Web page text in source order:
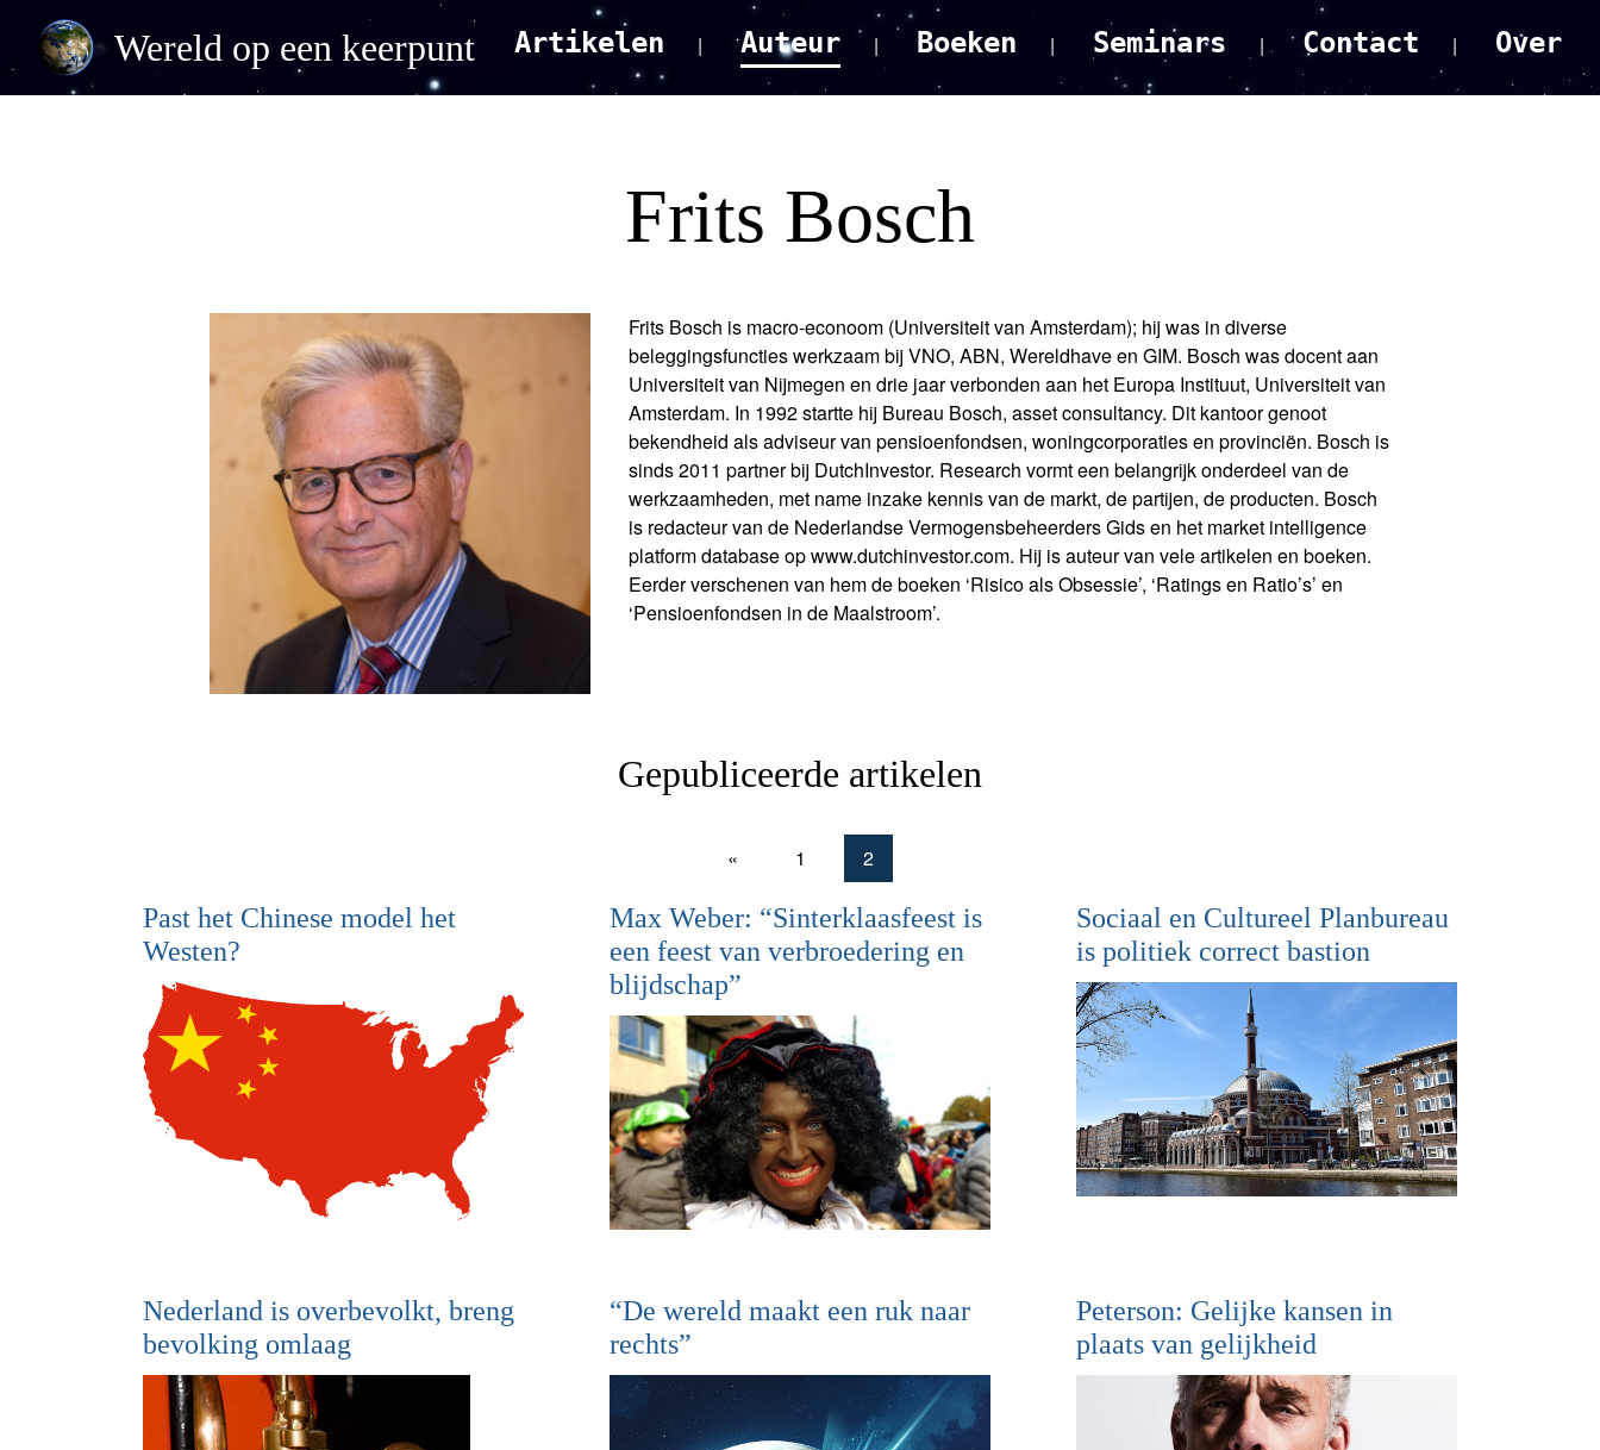
Wereld op een keerpunt Artikelen Auteur Boeken Seminars Contact Over
Frits Bosch
Frits Bosch is macro-econoom (Universiteit van Amsterdam); hij was in diverse
beleggingsfuncties werkzaam bij VNO, ABN, Wereldhave en GIM. Bosch was docent aan
Universiteit van Nijmegen en drie jaar verbonden aan het Europa Instituut, Universiteit van
Amsterdam. In 1992 startte hij Bureau Bosch, asset consultancy. Dit kantoor genoot
bekendheid als adviseur van pensioenfondsen, woningcorporaties en provinciën. Bosch is
sinds 2011 partner bij DutchInvestor. Research vormt een belangrijk onderdeel van de
werkzaamheden, met name inzake kennis van de markt, de partijen, de producten. Bosch
is redacteur van de Nederlandse Vermogensbeheerders Gids en het market intelligence
platform database op www.dutchinvestor.com. Hij is auteur van vele artikelen en boeken.
Eerder verschenen van hem de boeken ‘Risico als Obsessie’, ‘Ratings en Ratio’s’ en
‘Pensioenfondsen in de Maalstroom’.
Gepubliceerde artikelen
« 1 2
Past het Chinese model het
Westen?
Max Weber: “Sinterklaasfeest is
een feest van verbroedering en
blijdschap”
Sociaal en Cultureel Planbureau
is politiek correct bastion
Nederland is overbevolkt, breng
bevolking omlaag
“De wereld maakt een ruk naar
rechts”
Peterson: Gelijke kansen in
plaats van gelijkheid